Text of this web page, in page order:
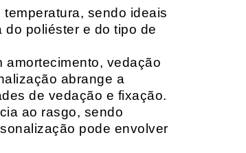
sendo ideais
poliéster e do tipo de
amortecimento, vedação
abrange a
de vedação e fixação.
ao rasgo, sendo
pode envolver